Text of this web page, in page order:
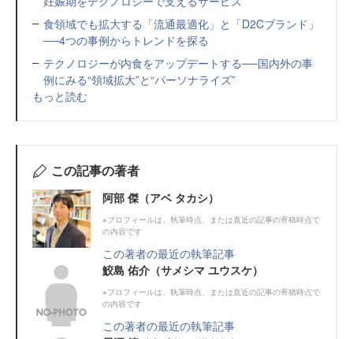
食領域でも拡大する「流通最適化」と「D2Cブランド」
──4つの事例からトレンドを探る
テクノロジーが内食をアップデートする──国内外の事
例にみる“領域拡大”と“パーソナライズ”
もっと読む
この記事の著者
阿部 傑（アベ タカシ）
※プロフィールは、執筆時点、または直近の記事の寄稿時点で
の内容です
この著者の最近の執筆記事
鮫島 佑介（サメシマ ユウスケ）
※プロフィールは、執筆時点、または直近の記事の寄稿時点で
の内容です
この著者の最近の執筆記事